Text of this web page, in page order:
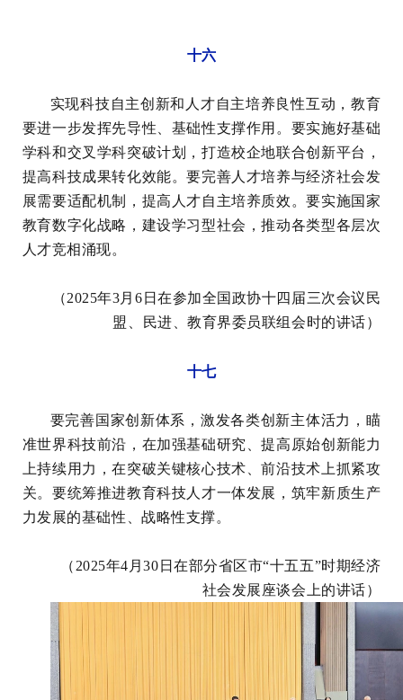
十六
实现科技自主创新和人才自主培养良性互动，教育
要进一步发挥先导性、基础性支撑作用。要实施好基础
学科和交叉学科突破计划，打造校企地联合创新平台，
提高科技成果转化效能。要完善人才培养与经济社会发
展需要适配机制，提高人才自主培养质效。要实施国家
教育数字化战略，建设学习型社会，推动各类型各层次
人才竞相涌现。
（2025年3月6日在参加全国政协十四届三次会议民
盟、民进、教育界委员联组会时的讲话）
十七
要完善国家创新体系，激发各类创新主体活力，瞄
准世界科技前沿，在加强基础研究、提高原始创新能力
上持续用力，在突破关键核心技术、前沿技术上抓紧攻
关。要统筹推进教育科技人才一体发展，筑牢新质生产
力发展的基础性、战略性支撑。
（2025年4月30日在部分省区市“十五五”时期经济
社会发展座谈会上的讲话）